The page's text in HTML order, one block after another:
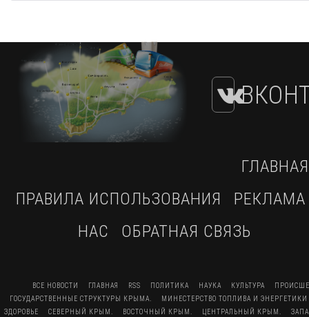
ГЛАВНАЯ
ПРАВИЛА ИСПОЛЬЗОВАНИЯ
РЕКЛАМА
НАС
ОБРАТНАЯ СВЯЗЬ
ВСЕ НОВОСТИ ГЛАВНАЯ RSS ПОЛИТИКА НАУКА КУЛЬТУРА
ГОСУДАРСТВЕННЫЕ СТРУКТУРЫ КРЫМА.
МИНЕСТЕРСТВО ТОПЛИВА И
ЗДОРОВЬЕ
СЕВЕРНЫЙ КРЫМ. ВОСТОЧНЫЙ КРЫМ. ЦЕНТРАЛЬНЫЙ КРЫМ.